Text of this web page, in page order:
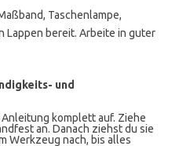
Taschenlampe,
Lappen bereit. Arbeite in guter
und
komplett auf. Ziehe
an. Danach ziehst du sie
Werkzeug nach, bis alles